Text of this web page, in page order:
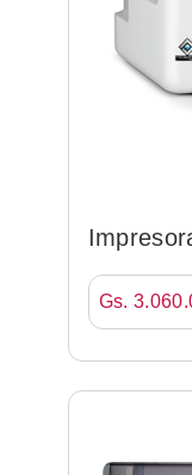
Tinta P/
Gs.